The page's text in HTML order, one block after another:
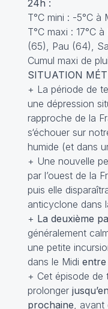
24h :
T°C mini : -5°C à
T°C maxi : 17°C
(65), Pau (64),
Cumul maxi de
SITUATION
+ La période de
une dépression
rapproche de la
s‘échouer sur
humide (et dans
+ Une nouvelle
par l’ouest de la
puis elle
anticyclone dans
+ La deuxième
généralement
une petite
dans le Midi entre
+ Cet épisode de
prolonger
prochaine, avant